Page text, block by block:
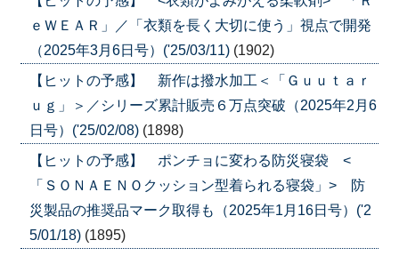
ｅＷＥＡＲ」／「衣類を長く大切に使う」視点で開発
（2025年3月6日号）('25/03/11) (1902)
【ヒットの予感】 新作は撥水加工＜「Ｇｕｕｔａｒ
ｕｇ」＞／シリーズ累計販売６万点突破（2025年2月6
日号）('25/02/08) (1898)
【ヒットの予感】 ポンチョに変わる防災寝袋 <
「ＳＯＮＡＥＮＯクッション型着られる寝袋」> 防
災製品の推奨品マーク取得も（2025年1月16日号）('2
5/01/18) (1895)